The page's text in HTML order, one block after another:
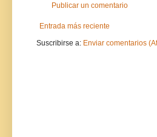
Publicar un comentario
Entrada más reciente
Suscribirse a: Enviar comentarios